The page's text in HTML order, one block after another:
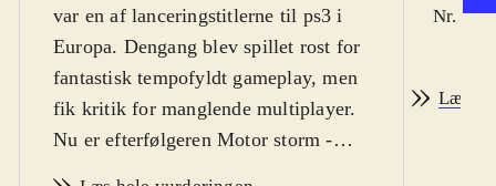
var en af lanceringstitlerne til ps3 i
Europa. Dengang blev spillet rost for
fantastisk tempofyldt gameplay, men
fik kritik for manglende multiplayer.
Nu er efterfølgeren Motor storm -
Nr. 95
Læs